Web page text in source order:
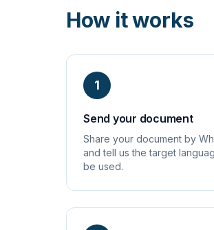
How it works
1
Send your document
Share your document by
and tell us the target
be used.